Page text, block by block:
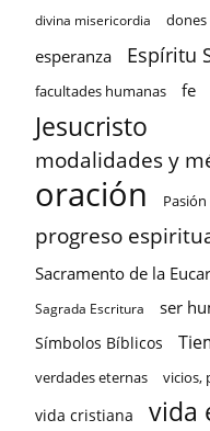
divina misericordia dones
esperanza Espíritu
facultades humanas fe
Jesucristo
modalidades y
oración
progreso
Sacramento de la
Sagrada Escritura ser
Símbolos Bíblicos
verdades eternas vicios,
vida cristiana vida